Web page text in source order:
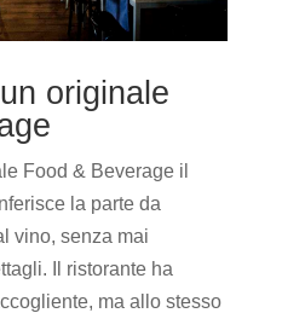
originale
Food & Beverage il
la parte da
vino, senza mai
Il ristorante ha
ma allo stesso